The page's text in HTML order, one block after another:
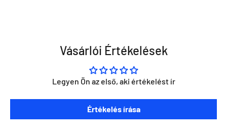
Vásárlói Értékelések
Legyen Ön az első, aki értékelést ír
Értékelés írása
Szeretnéd ha napra kész lennél minden Direct Darts
aktivitással kapcsolatban?